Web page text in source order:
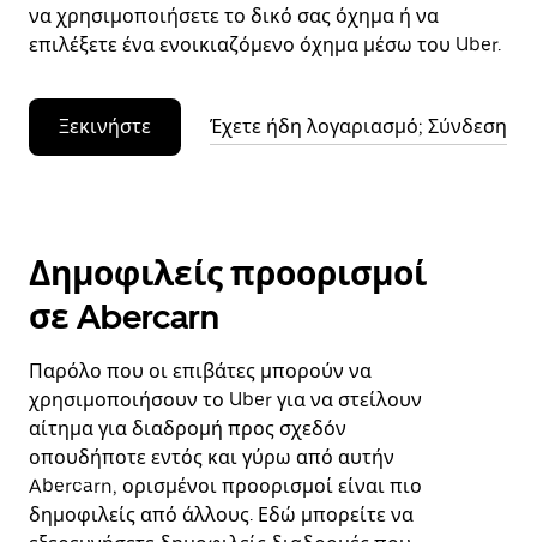
να χρησιμοποιήσετε το δικό σας όχημα ή να
επιλέξετε ένα ενοικιαζόμενο όχημα μέσω του Uber.
Ξεκινήστε Έχετε ήδη λογαριασμό; Σύνδεση
Δημοφιλείς προορισμοί
σε Abercarn
Παρόλο που οι επιβάτες μπορούν να
χρησιμοποιήσουν το Uber για να στείλουν
αίτημα για διαδρομή προς σχεδόν
οπουδήποτε εντός και γύρω από αυτήν
Abercarn, ορισμένοι προορισμοί είναι πιο
δημοφιλείς από άλλους. Εδώ μπορείτε να